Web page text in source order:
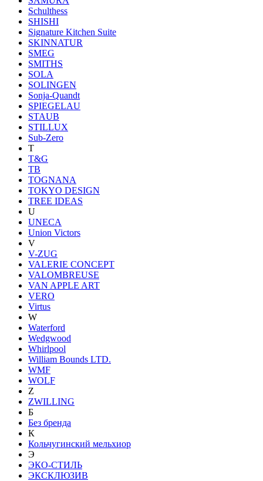
Schulthess
SHISHI
Signature Kitchen Suite
SKINNATUR
SMEG
SMITHS
SOLA
SOLINGEN
Sonja-Quandt
SPIEGELAU
STAUB
STILLUX
Sub-Zero
T
T&G
TB
TOGNANA
TOKYO DESIGN
TREE IDEAS
U
UNECA
Union Victors
V
V-ZUG
VALERIE CONCEPT
VALOMBREUSE
VAN APPLE ART
VERO
Virtus
W
Waterford
Wedgwood
Whirlpool
William Bounds LTD.
WMF
WOLF
Z
ZWILLING
Б
Без бренда
К
Кольчугинский мельхиор
Э
ЭКО-СТИЛЬ
ЭКСКЛЮЗИВ